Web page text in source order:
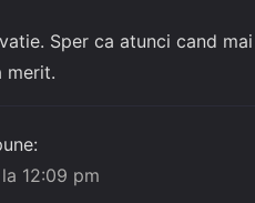
Sper ca atunci cand
merit.
12:09 pm